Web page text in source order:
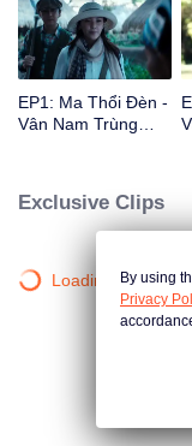
EP1: Ma Thổi Đèn -
Vân Nam Trùng
Exclusive Clips
Loading…By using
Privacy